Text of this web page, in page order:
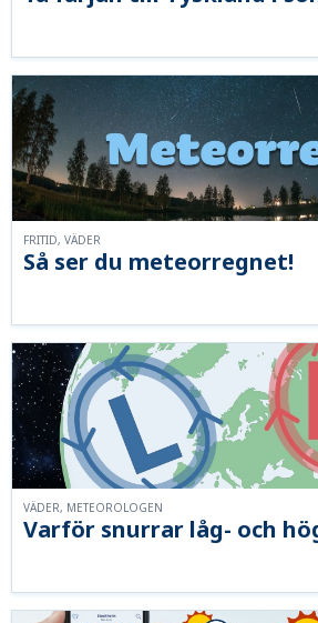
Så ser du meteorregnet!
FRITID, VÄDER
Varför snurrar låg- och
VÄDER, METEOROLOGEN